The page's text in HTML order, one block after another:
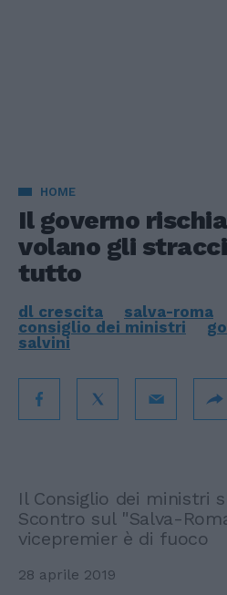
HOME
Il governo
volano gli
tutto
dl crescita salva-roma
consiglio dei ministri
salvini
Il Consiglio dei ministri
Scontro sul "Salva-
vicepremier è di fuoco
28 aprile 2019